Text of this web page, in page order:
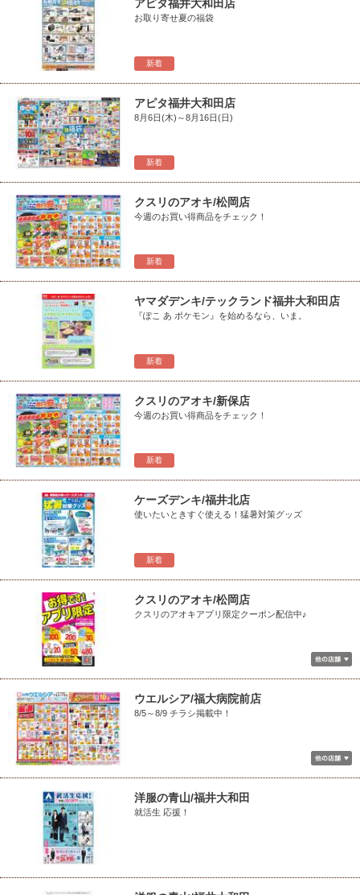
新着
アピタ福井大和田店
お取り寄せ夏の福袋
新着
アピタ福井大和田店
8月6日(木)～8月16日(日)
新着
クスリのアオキ/松岡店
今週のお買い得商品をチェック！
新着
ヤマダデンキ/テックランド福井大和田店
『ぽこ あ ポケモン』を始めるなら、いま。
新着
クスリのアオキ/新保店
今週のお買い得商品をチェック！
新着
ケーズデンキ/福井北店
使いたいときすぐ使える！猛暑対策グッズ
クスリのアオキ/松岡店
クスリのアオキアプリ限定クーポン配信中♪
ウエルシア/福大病院前店
8/5～8/9 チラシ掲載中！
洋服の青山/福井大和田
就活生 応援！